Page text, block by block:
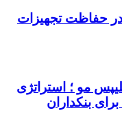
حفاظت تجهیزات
مو ؛ استراتژی
بنکداران